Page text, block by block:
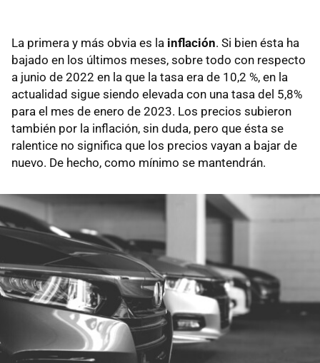
La primera y más obvia es la inflación. Si bien ésta ha
bajado en los últimos meses, sobre todo con respecto
a junio de 2022 en la que la tasa era de 10,2 %, en la
actualidad sigue siendo elevada con una tasa del 5,8%
para el mes de enero de 2023. Los precios subieron
también por la inflación, sin duda, pero que ésta se
ralentice no significa que los precios vayan a bajar de
nuevo. De hecho, como mínimo se mantendrán.